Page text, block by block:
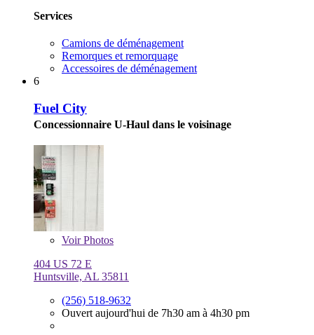
Services
Camions de déménagement
Remorques et remorquage
Accessoires de déménagement
6
Fuel City
Concessionnaire U-Haul dans le voisinage
VoirPhotos
404 US 72 E
Huntsville, AL 35811
(256) 518-9632
Ouvert aujourd'hui de 7h30 am à 4h30 pm